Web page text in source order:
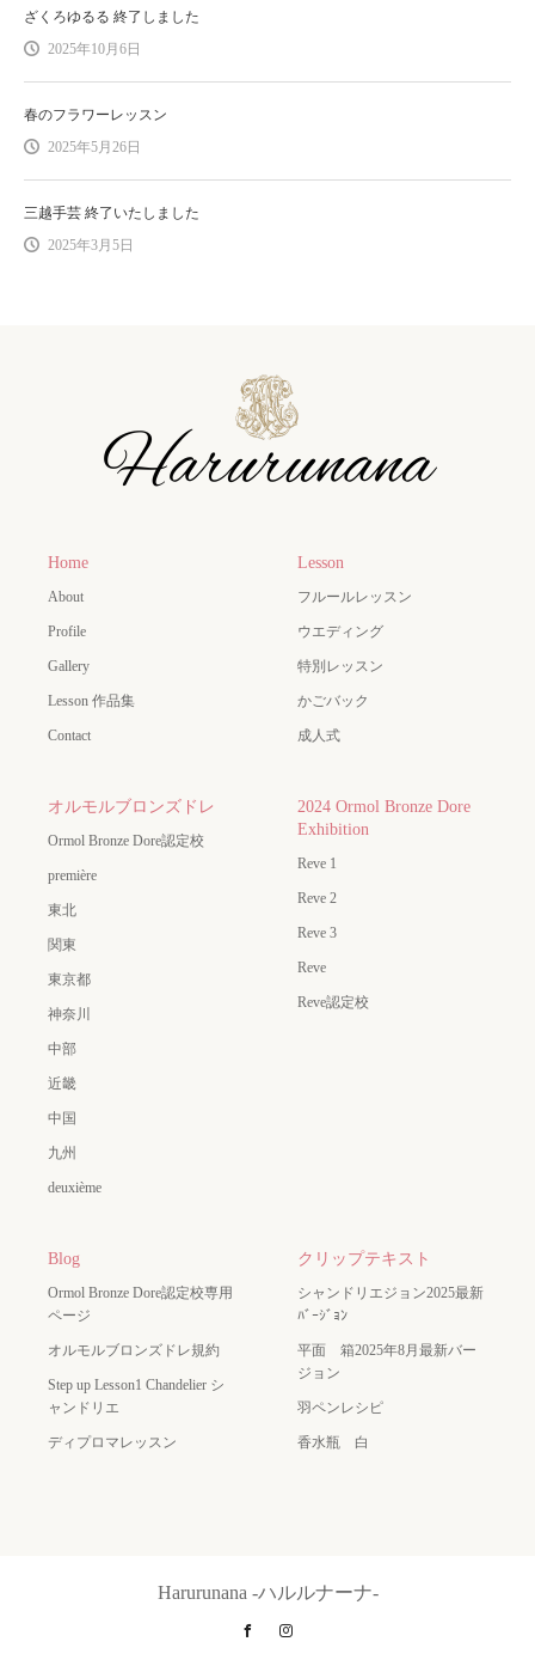
ざくろゆるる 終了しました
2025年10月6日
春のフラワーレッスン
2025年5月26日
三越手芸 終了いたしました
2025年3月5日
Home
About
Profile
Gallery
Lesson 作品集
Contact
Lesson
フルールレッスン
ウエディング
特別レッスン
かごバック
成人式
オルモルブロンズドレ
Ormol Bronze Dore認定校
première
東北
関東
東京都
神奈川
中部
近畿
中国
九州
deuxième
2024 Ormol Bronze Dore
Exhibition
Reve 1
Reve 2
Reve 3
Reve
Reve認定校
Blog
Ormol Bronze Dore認定校専用
ページ
オルモルブロンズドレ規約
Step up Lesson1 Chandelier シ
ャンドリエ
ディプロマレッスン
クリップテキスト
シャンドリエジョン2025最新
ﾊﾞｰｼﾞｮﾝ
平面 箱2025年8月最新バー
ジョン
羽ペンレシピ
香水瓶 白
Harurunana -ハルルナーナ-
Facebook